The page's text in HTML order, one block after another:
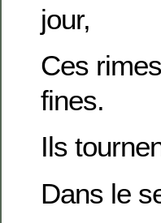
jour,
Ces
fines.
Ils
Dans le